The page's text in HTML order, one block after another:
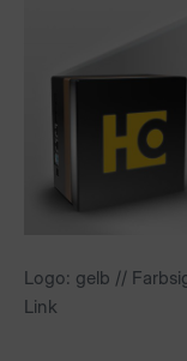
Logo: gelb //
Link